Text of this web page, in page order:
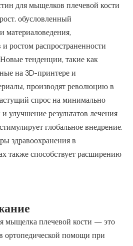
для мыщелков плечевой кости
обусловленный
материаловедения,
ростом распространенности
тенденции, такие как
на 3D-принтере и
производят революцию в
спрос на минимально
улучшение результатов лечения
глобальное внедрение.
здравоохранения в
также способствует расширению
мыщелка плечевой кости — это
ортопедической помощи при